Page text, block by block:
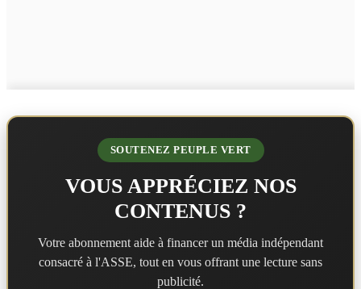
SOUTENEZ PEUPLE VERT
VOUS APPRÉCIEZ NOS
CONTENUS ?
Votre abonnement aide à financer un média indépendant
consacré à l'ASSE, tout en vous offrant une lecture sans
publicité.